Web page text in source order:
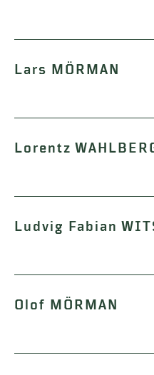
Lars MÖRMAN
Lorentz
Ludvig Fabian
Olof MÖRMAN